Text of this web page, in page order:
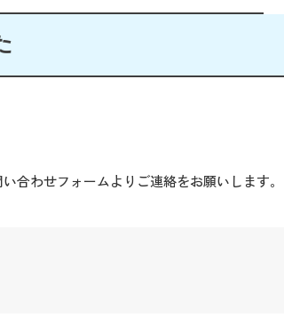
合わせフォームよりご連絡をお願いします。